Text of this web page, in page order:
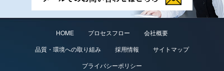
HOME プロセスフロー
会社概要
品質・環境への取り組み
採用情報
サイトマップ
プライバシーポリシー